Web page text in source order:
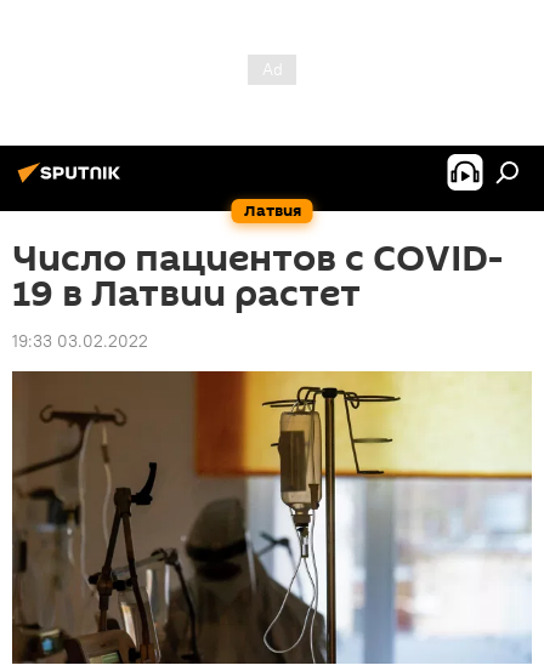
Латвия
Число пациентов с COVID-
19 в Латвии растет
19:33 03.02.2022